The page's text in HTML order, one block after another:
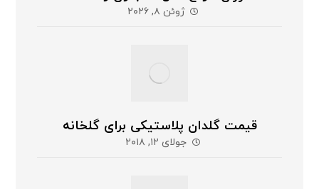
ژوئن ۸, ۲۰۲۶
قیمت گلدان پلاستیکی برای گلخانه
جولای ۱۲, ۲۰۱۸